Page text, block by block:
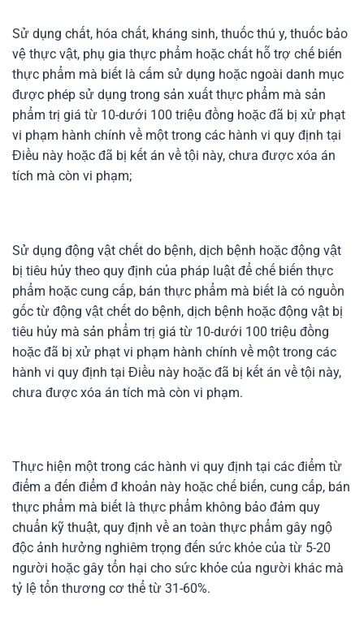
Sử dụng chất, hóa chất, kháng sinh, thuốc thú y, thuốc bảo
vệ thực vật, phụ gia thực phẩm hoặc chất hỗ trợ chế biến
thực phẩm mà biết là cấm sử dụng hoặc ngoài danh mục
được phép sử dụng trong sản xuất thực phẩm mà sản
phẩm trị giá từ 10-dưới 100 triệu đồng hoặc đã bị xử phạt
vi phạm hành chính về một trong các hành vi quy định tại
Điều này hoặc đã bị kết án về tội này, chưa được xóa án
tích mà còn vi phạm;
Sử dụng động vật chết do bệnh, dịch bệnh hoặc động vật
bị tiêu hủy theo quy định của pháp luật để chế biến thực
phẩm hoặc cung cấp, bán thực phẩm mà biết là có nguồn
gốc từ động vật chết do bệnh, dịch bệnh hoặc động vật bị
tiêu hủy mà sản phẩm trị giá từ 10-dưới 100 triệu đồng
hoặc đã bị xử phạt vi phạm hành chính về một trong các
hành vi quy định tại Điều này hoặc đã bị kết án về tội này,
chưa được xóa án tích mà còn vi phạm.
Thực hiện một trong các hành vi quy định tại các điểm từ
điểm a đến điểm đ khoản này hoặc chế biến, cung cấp, bán
thực phẩm mà biết là thực phẩm không bảo đảm quy
chuẩn kỹ thuật, quy định về an toàn thực phẩm gây ngộ
độc ảnh hưởng nghiêm trọng đến sức khỏe của từ 5-20
người hoặc gây tổn hại cho sức khỏe của người khác mà
tỷ lệ tổn thương cơ thể từ 31-60%.